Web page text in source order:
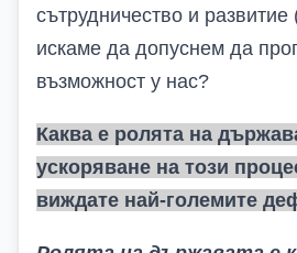
сътрудничество и развитие
искаме да допуснем да
възможност у нас?
Каква е ролята на
ускоряване на този
виждате най-големите